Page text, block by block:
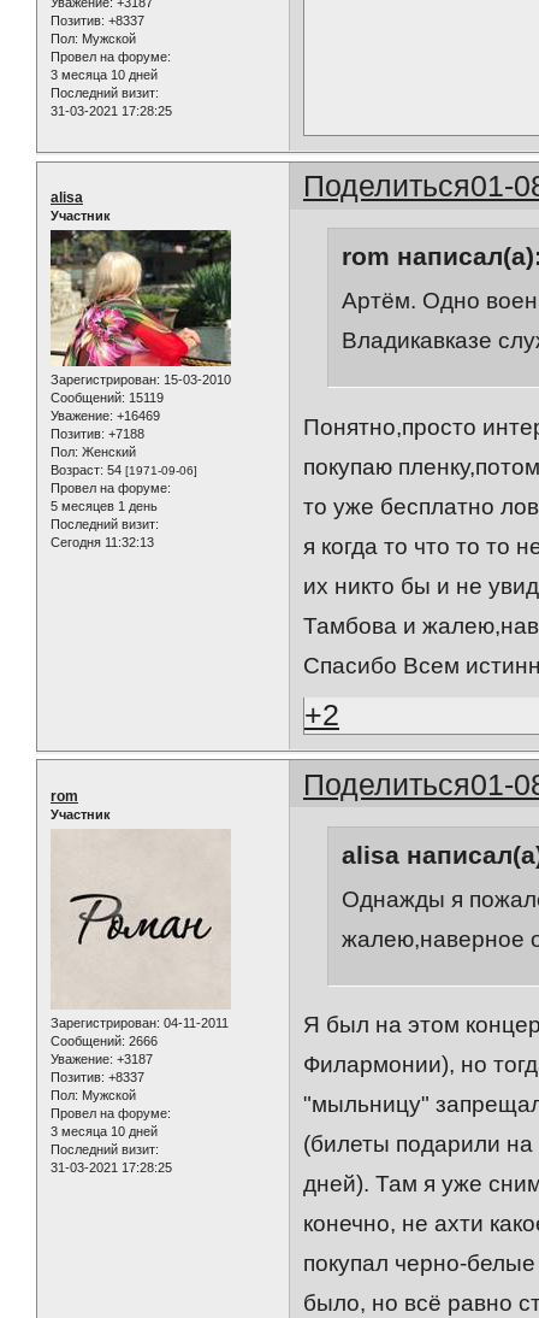
Позитив: +8337
Пол: Мужской
Провел на форуме:
3 месяца 10 дней
Последний визит:
31-03-2021 17:28:25
Поделиться01-
alisa
Участник
Зарегистрирован: 15-03-2010
Сообщений: 15119
Уважение: +16469
Позитив: +7188
Пол: Женский
Возраст: 54 [1971-09-06]
Провел на форуме:
5 месяцев 1 день
Последний визит:
Сегодня 11:32:13
rom
Артём. Одно
Владикавказе
Понятно,просто
покупаю
то уже бесплатно
я когда то что то то
их никто бы и не
Тамбова и
Спасибо Всем
+2
Поделиться01-
rom
Участник
Зарегистрирован: 04-11-2011
Сообщений: 2666
Уважение: +3187
Позитив: +8337
Пол: Мужской
Провел на форуме:
3 месяца 10 дней
Последний визит:
31-03-2021 17:28:25
alisa
Однажды я
жалею,наверное
Я был на этом
Филармонии), но
"мыльницу"
(билеты подарили
дней). Там я уже
конечно, не ахти
покупал черно-
было, но всё равно